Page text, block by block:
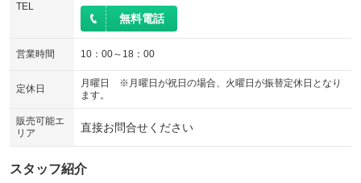
TEL
無料電話
営業時間 10：00～18：00
定休日
月曜日 ※月曜日が祝日の場合、火曜日が振替定休日となり
ます。
販売可能エ
リア
直接お問合せください
スタッフ紹介